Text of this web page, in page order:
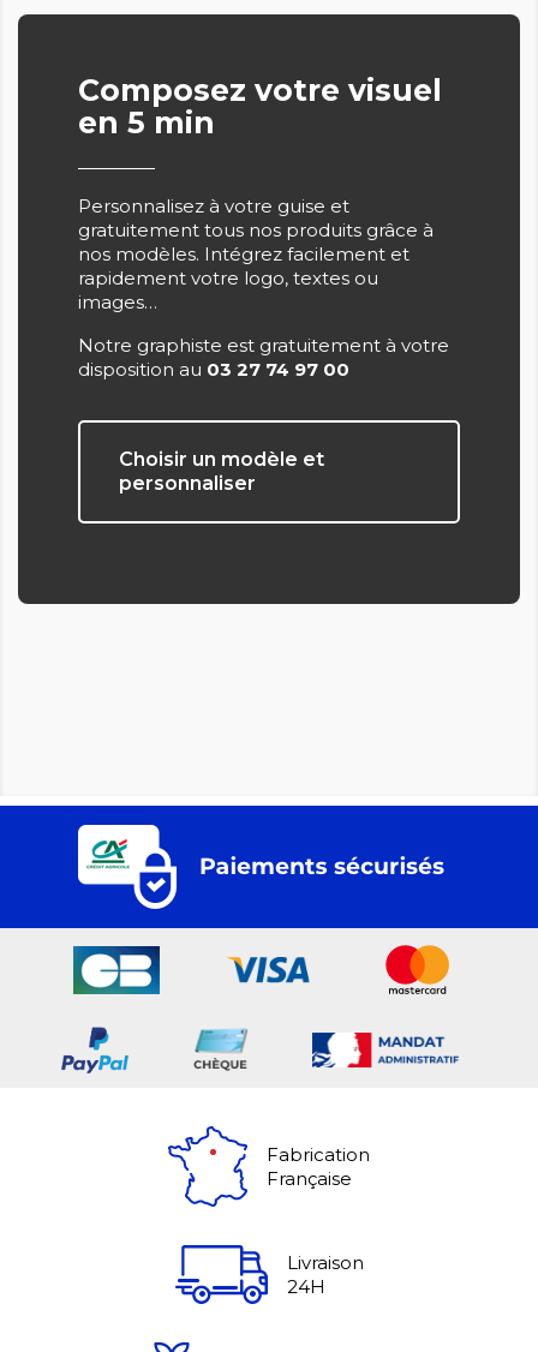
Composez votre visuel
en 5 min
Personnalisez à votre guise et
gratuitement tous nos produits grâce à
nos modèles. Intégrez facilement et
rapidement votre logo, textes ou
images…
Notre graphiste est gratuitement à votre
disposition au 03 27 74 97 00
Choisir un modèle et
personnaliser
Fabrication
Française
Livraison
24H